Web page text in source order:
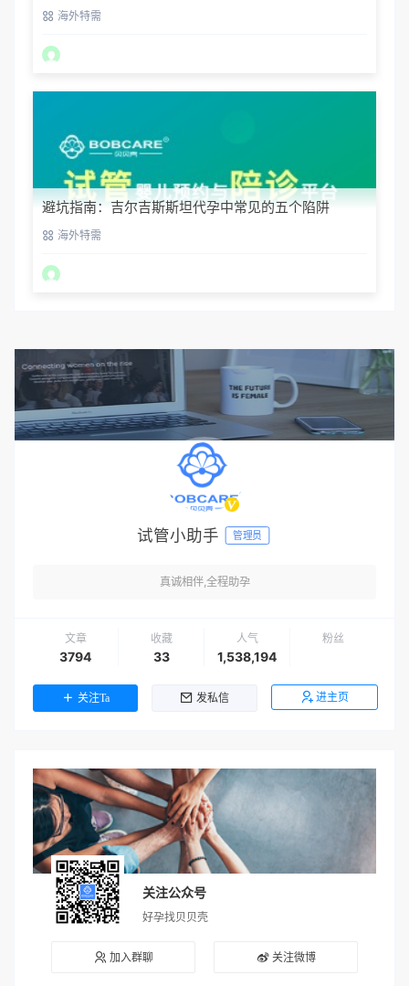
回国海外特需
避坑指南：吉尔吉斯斯坦代孕中常见的五个陷阱
海外特需
试管小助手 管理员
真诚相伴,全程助孕
文章
3794
收藏
33
人气
1,538,194
粉丝
关注Ta 发私信 进主页
关注公众号
好孕找贝贝壳
加入群聊 关注微博